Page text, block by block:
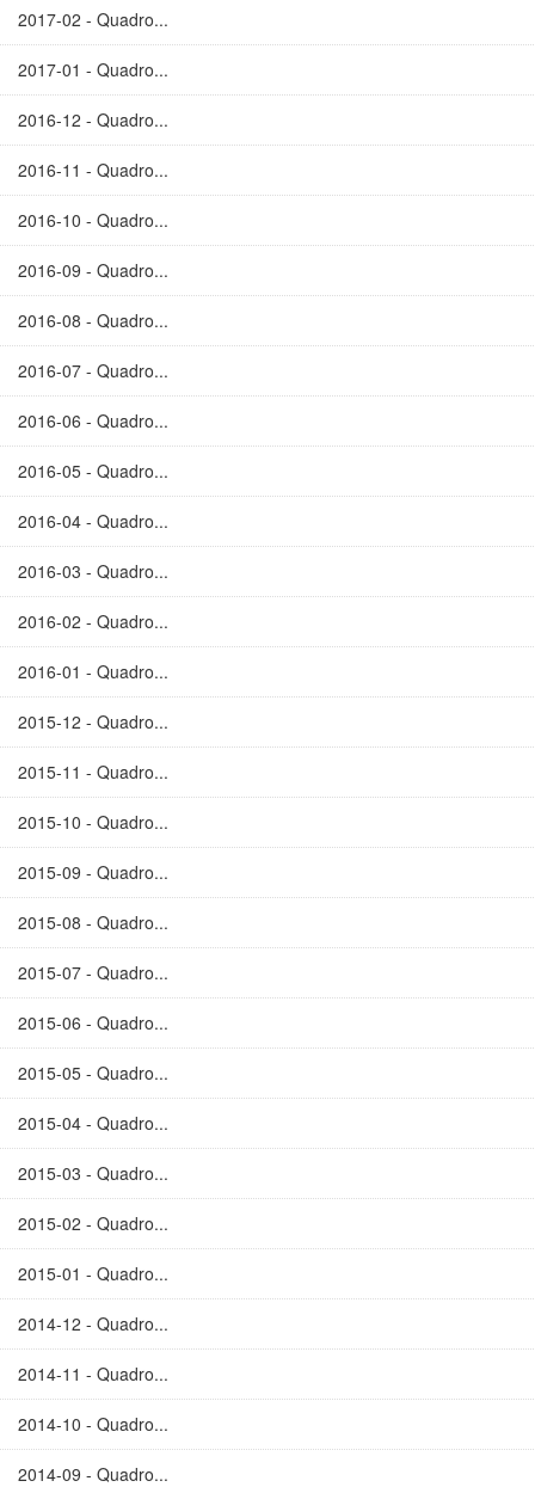
2017-02 - Quadro...
2017-01 - Quadro...
2016-12 - Quadro...
2016-11 - Quadro...
2016-10 - Quadro...
2016-09 - Quadro...
2016-08 - Quadro...
2016-07 - Quadro...
2016-06 - Quadro...
2016-05 - Quadro...
2016-04 - Quadro...
2016-03 - Quadro...
2016-02 - Quadro...
2016-01 - Quadro...
2015-12 - Quadro...
2015-11 - Quadro...
2015-10 - Quadro...
2015-09 - Quadro...
2015-08 - Quadro...
2015-07 - Quadro...
2015-06 - Quadro...
2015-05 - Quadro...
2015-04 - Quadro...
2015-03 - Quadro...
2015-02 - Quadro...
2015-01 - Quadro...
2014-12 - Quadro...
2014-11 - Quadro...
2014-10 - Quadro...
2014-09 - Quadro...